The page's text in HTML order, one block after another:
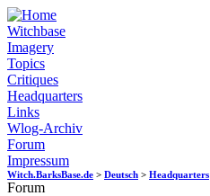
Witchbase
Imagery
Topics
Critiques
Headquarters
Links
Wlog-Archiv
Forum
Impressum
Witch.BarksBase.de > Deutsch > Headquarters
Forum